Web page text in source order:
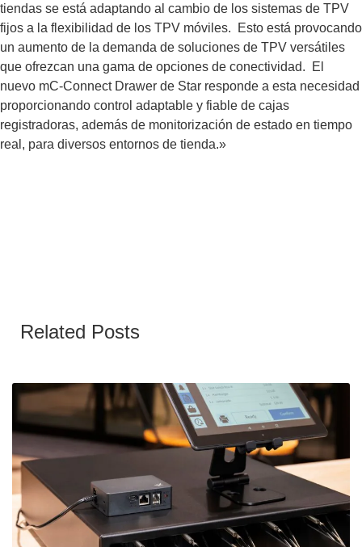
tiendas se está adaptando al cambio de los sistemas de TPV
fijos a la flexibilidad de los TPV móviles. Esto está provocando
un aumento de la demanda de soluciones de TPV versátiles
que ofrezcan una gama de opciones de conectividad. El
nuevo mC-Connect Drawer de Star responde a esta necesidad
proporcionando control adaptable y fiable de cajas
registradoras, además de monitorización de estado en tiempo
real, para diversos entornos de tienda.»
Related Posts